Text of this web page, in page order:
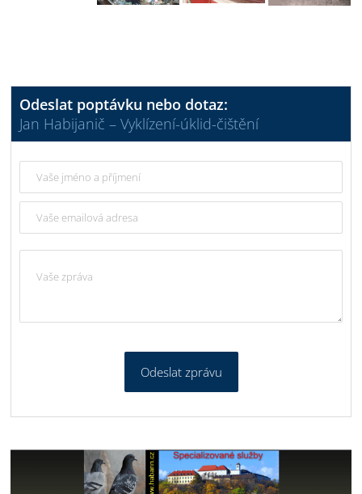
Odeslat poptávku nebo dotaz:
Jan Habijanič – Vyklízení-úklid-čištění
Odeslat zprávu